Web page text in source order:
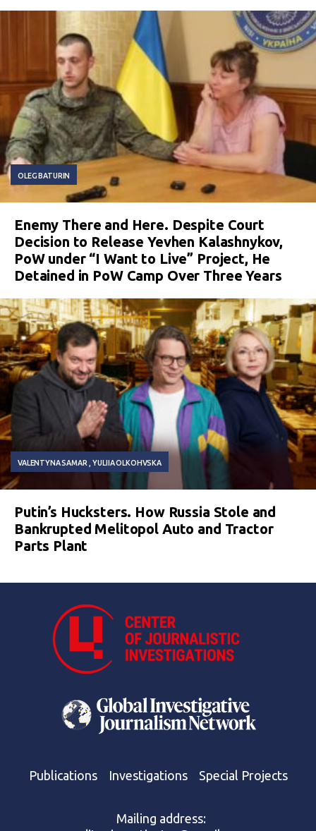
OLEG BATURIN
Enemy There and Here. Despite Court
Decision to Release Yevhen Kalashnykov,
PoW under “I Want to Live” Project, He
Detained in PoW Camp Over Three Years
VALENTYNA SAMAR YULIIA OLKOHVSKA
Putin’s Hucksters. How Russia Stole and
Bankrupted Melitopol Auto and Tractor
Parts Plant
Publications Investigations Special Projects
Mailing address: